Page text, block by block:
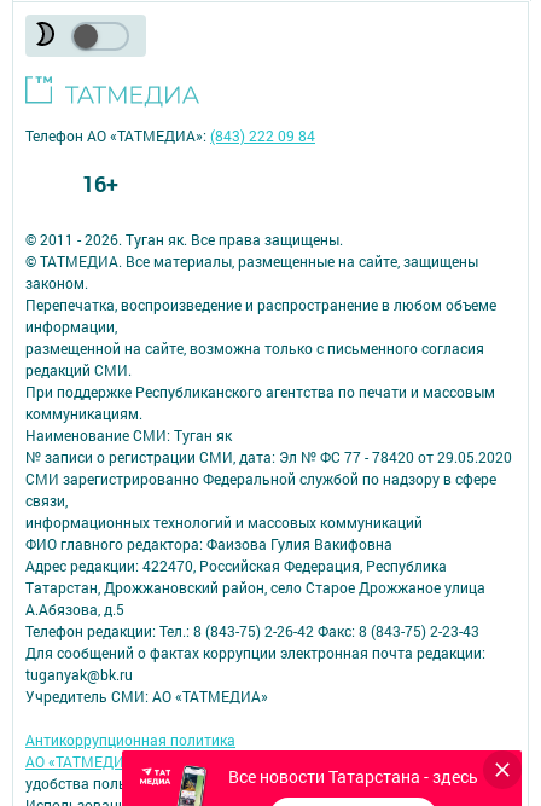
Все новости Татарстана - здесь
© 2011 - 2026. Туган як. Все права защищены.
© ТАТМЕДИА. Все материалы, размещенные на сайте, защищены
законом.
Перепечатка, воспроизведение и распространение в любом объеме
информации,
размещенной на сайте, возможна только с письменного согласия
редакций СМИ.
При поддержке Республиканского агентства по печати и массовым
коммуникациям.
Наименование СМИ: Туган як
№ записи о регистрации СМИ, дата: Эл № ФС 77 - 78420 от 29.05.2020
СМИ зарегистрированно Федеральной службой по надзору в сфере
связи,
информационных технологий и массовых коммуникаций
ФИО главного редактора: Фаизова Гулия Вакифовна
Адрес редакции: 422470, Российская Федерация, Республика
Татарстан, Дрожжановский район, село Старое Дрожжаное улица
А.Абязова, д.5
Телефон редакции: Тел.: 8 (843-75) 2-26-42 Факс: 8 (843-75) 2-23-43
Для сообщений о фактах коррупции электронная почта редакции:
tuganyak@bk.ru
Учредитель СМИ: АО «ТАТМЕДИА»
Антикоррупционная политика
АО «ТАТМЕДИА» использует «cookie»
для персонализации сервисов и
удобства пользователей сайтом.
Телефон АО «ТАТМЕДИА»:(843) 222 09 84
16+